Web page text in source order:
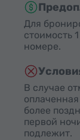
Для
стоимость
номере.
В случае
более
первой
подлежит.